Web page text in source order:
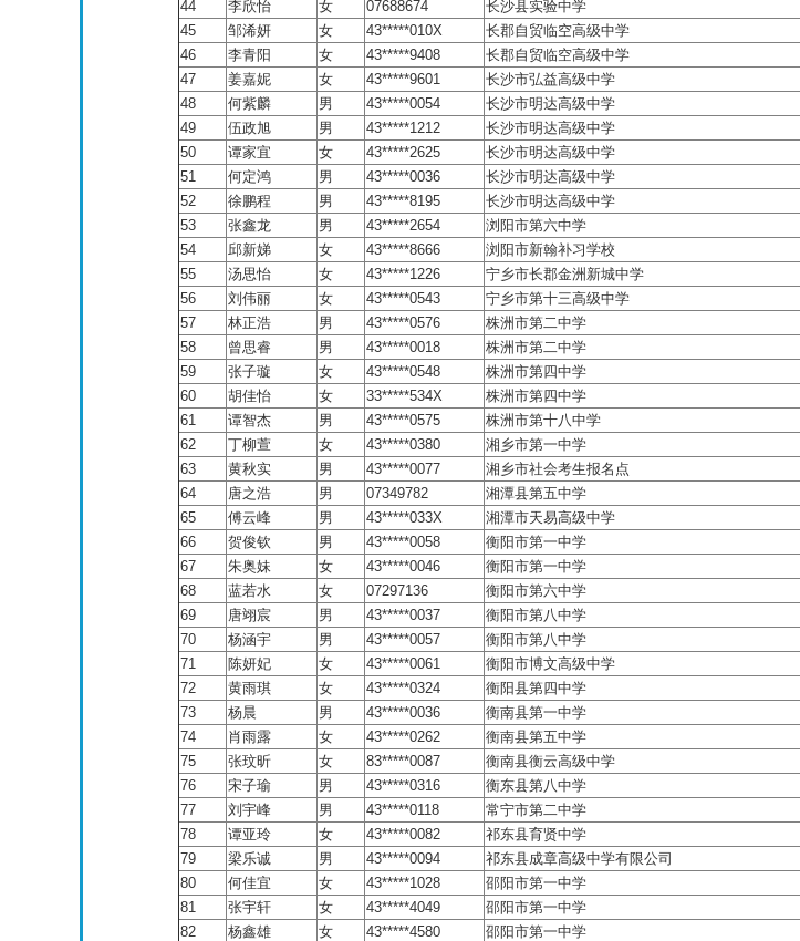
44
李欣怡 女 07688674 长沙县实验中学
45
邹浠妍 女 43*****010X 长郡自贸临空高级中学
46
李青阳 女 43*****9408 长郡自贸临空高级中学
47
姜嘉妮 女 43*****9601 长沙市弘益高级中学
48
何紫麟 男 43*****0054 长沙市明达高级中学
49
伍政旭 男 43*****1212 长沙市明达高级中学
50
谭家宜 女 43*****2625 长沙市明达高级中学
51
何定鸿 男 43*****0036 长沙市明达高级中学
52
徐鹏程 男 43*****8195 长沙市明达高级中学
53
张鑫龙 男 43*****2654 浏阳市第六中学
54
邱新娣 女 43*****8666 浏阳市新翰补习学校
55
汤思怡 女 43*****1226 宁乡市长郡金洲新城中学
56
刘伟丽 女 43*****0543 宁乡市第十三高级中学
57
林正浩 男 43*****0576 株洲市第二中学
58
曾思睿 男 43*****0018 株洲市第二中学
59
张子璇 女 43*****0548 株洲市第四中学
60
胡佳怡 女 33*****534X 株洲市第四中学
61
谭智杰 男 43*****0575 株洲市第十八中学
62
丁柳萱 女 43*****0380 湘乡市第一中学
63
黄秋实 男 43*****0077 湘乡市社会考生报名点
64
唐之浩 男 07349782 湘潭县第五中学
65
傅云峰 男 43*****033X 湘潭市天易高级中学
66
贺俊钦 男 43*****0058 衡阳市第一中学
67
朱奥妹 女 43*****0046 衡阳市第一中学
68
蓝若水 女 07297136 衡阳市第六中学
69
唐翊宸 男 43*****0037 衡阳市第八中学
70
杨涵宇 男 43*****0057 衡阳市第八中学
71
陈妍妃 女 43*****0061 衡阳市博文高级中学
72
黄雨琪 女 43*****0324 衡阳县第四中学
73
杨晨 男 43*****0036 衡南县第一中学
74
肖雨露 女 43*****0262 衡南县第五中学
75
张玟昕 女 83*****0087 衡南县衡云高级中学
76
宋子瑜 男 43*****0316 衡东县第八中学
77
刘宇峰 男 43*****0118 常宁市第二中学
78
谭亚玲 女 43*****0082 祁东县育贤中学
79
梁乐诚 男 43*****0094 祁东县成章高级中学有限公司
80
何佳宜 女 43*****1028 邵阳市第一中学
81
张宇轩 女 43*****4049 邵阳市第一中学
82
杨鑫雄 女 43*****4580 邵阳市第一中学